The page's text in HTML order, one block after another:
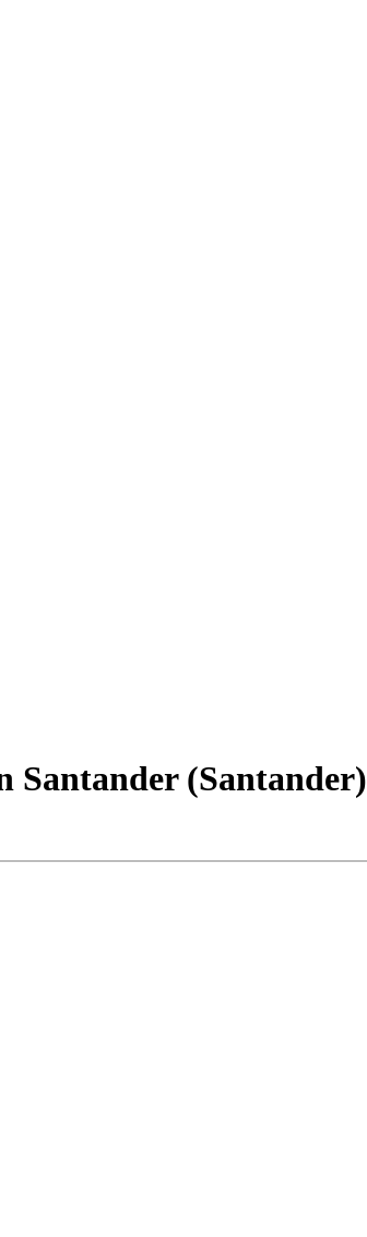
Santander (Santander)